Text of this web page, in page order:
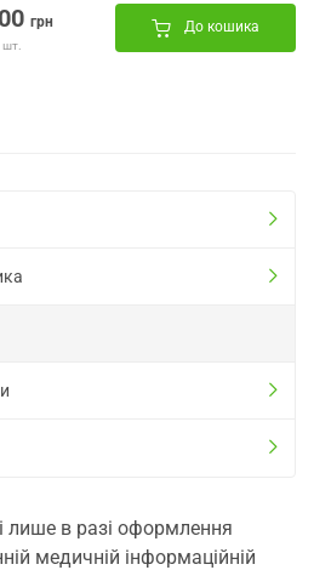
грн До кошика
лише в разі оформлення
медичній інформаційній